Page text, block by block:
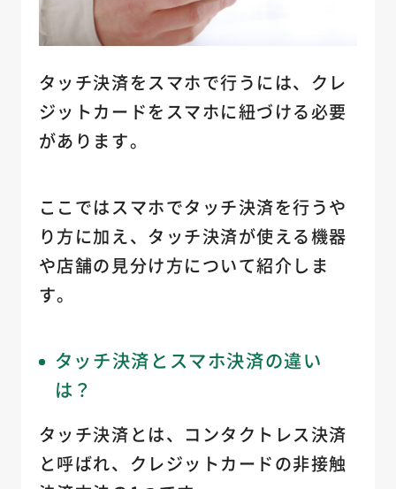
タッチ決済をスマホで行うには、クレ
ジットカードをスマホに紐づける必要
があります。
ここではスマホでタッチ決済を行うや
り方に加え、タッチ決済が使える機器
や店舗の見分け方について紹介しま
す。
タッチ決済とスマホ決済の違い
は？
タッチ決済とは、コンタクトレス決済
と呼ばれ、クレジットカードの非接触